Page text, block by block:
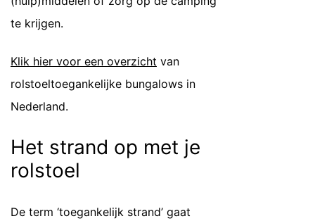
te krijgen.
Klik hier voor een overzicht van
rolstoeltoegankelijke bungalows in
Nederland.
Het strand op met je
rolstoel
De term ‘toegankelijk strand’ gaat